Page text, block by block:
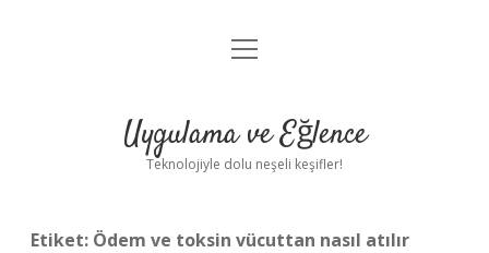
Anasayfa
Yasal Uyarı
menüyü
Uygulama ve Eğlence
Teknolojiyle dolu neşeli keşifler!
Etiket: Ödem ve toksin vücuttan nasıl atılır